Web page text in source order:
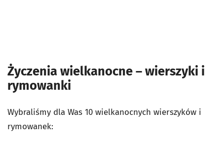
Życzenia wielkanocne – wierszyki i
rymowanki
Wybraliśmy dla Was 10 wielkanocnych wierszyków i
rymowanek: